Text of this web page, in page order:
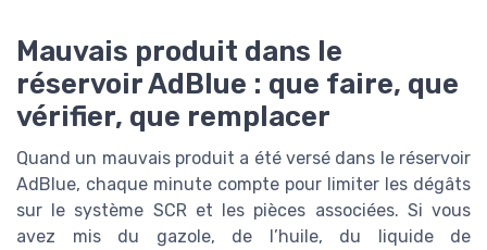
Mauvais produit dans le
réservoir AdBlue : que faire, que
vérifier, que remplacer
Quand un mauvais produit a été versé dans le réservoir
AdBlue, chaque minute compte pour limiter les dégâts
sur le système SCR et les pièces associées. Si vous
avez mis du gazole, de l’huile, du liquide de